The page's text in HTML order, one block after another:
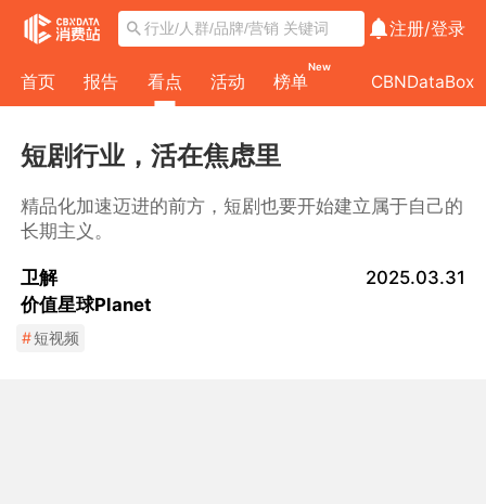
注册/登录
首页 报告 看点 活动 榜单
New
CBNDataBox
短剧行业，活在焦虑里
精品化加速迈进的前方，短剧也要开始建立属于自己的
长期主义。
卫解
价值星球Planet
2025.03.31
#短视频